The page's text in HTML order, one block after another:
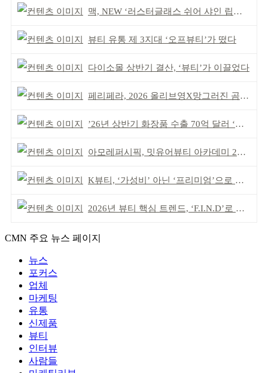
맥, NEW ‘러스터글래스 쉬어 샤인 립스틱’ 출시
뷰티 유통 제 3지대 ‘오프뷰티’가 떴다
다이소몰 상반기 결산, ‘뷰티’가 이끌었다
페리페라, 2026 올리브영X망그러진 곰 콜라보
’26년 상반기 화장품 수출 70억 달러 ‘역대 최고’
아모레퍼시픽, 밋유어뷰티 아카데미 2기 발대식
K뷰티, ‘가성비’ 아닌 ‘프리미엄’으로 승부걸어야
2026년 뷰티 핵심 트렌드, ‘F.I.N.D’로 읽는다
CMN 주요 뉴스 페이지
뉴스
포커스
업체
마케팅
유통
신제품
뷰티
인터뷰
사람들